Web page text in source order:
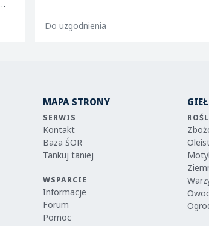
Do uzgodnienia
MAPA STRONY
SERWIS
Kontakt
Baza ŚOR
Tankuj taniej
WSPARCIE
Informacje
Forum
Pomoc